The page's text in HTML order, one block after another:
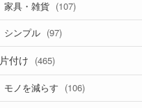
家具・雑貨 (107)
シンプル (97)
片付け (465)
モノを減らす (106)